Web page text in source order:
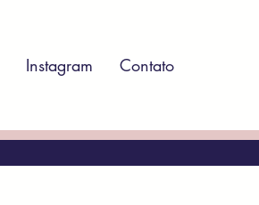
Instagram Contato